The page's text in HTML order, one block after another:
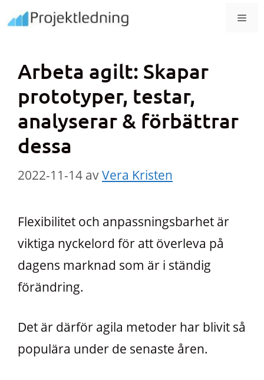
Hoppa
till
Arbeta agilt: Skapar
prototyper, testar,
analyserar & förbättrar
dessa
2022-11-14 avVera Kristen
Flexibilitet och anpassningsbarhet är
viktiga nyckelord för att överleva på
dagens marknad som är i ständig
förändring.
Det är därför agila metoder har blivit så
populära under de senaste åren.